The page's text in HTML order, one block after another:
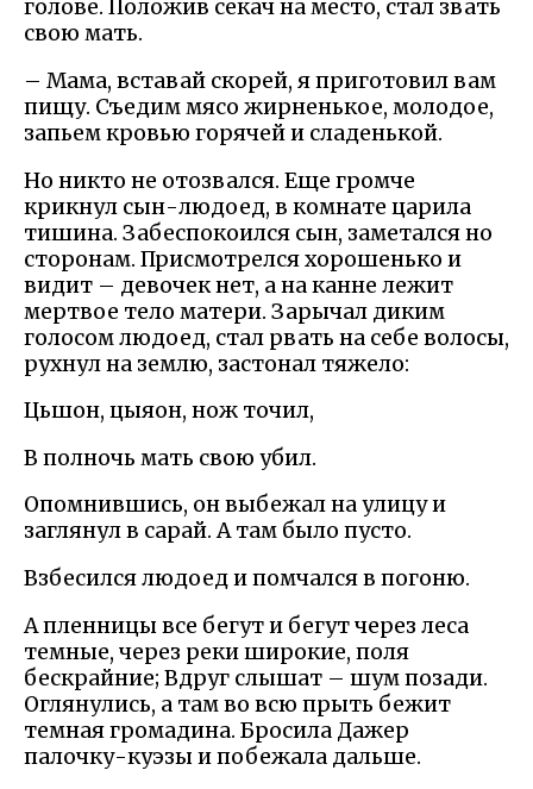
голове. Положив секач на место, стал звать
свою мать.
– Мама, вставай скорей, я приготовил вам
пищу. Съедим мясо жирненькое, молодое,
запьем кровью горячей и сладенькой.
Но никто не отозвался. Еще громче
крикнул сын-людоед, в комнате царила
тишина. Забеспокоился сын, заметался но
сторонам. Присмотрелся хорошенько и
видит – девочек нет, а на канне лежит
мертвое тело матери. Зарычал диким
голосом людоед, стал рвать на себе волосы,
рухнул на землю, застонал тяжело:
Цьшон, цыяон, нож точил,
В полночь мать свою убил.
Опомнившись, он выбежал на улицу и
заглянул в сарай. А там было пусто.
Взбесился людоед и помчался в погоню.
А пленницы все бегут и бегут через леса
темные, через реки широкие, поля
бескрайние; Вдруг слышат – шум позади.
Оглянулись, а там во всю прыть бежит
темная громадина. Бросила Дажер
палочку-куэзы и побежала дальше.